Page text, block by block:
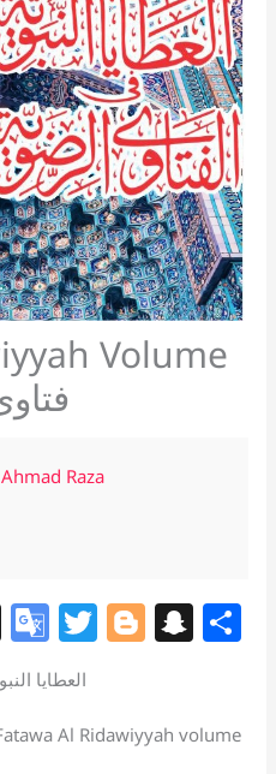
Volume
21
Raza
T
h
re
a
G
o
o
gl
T
er
Bl
g
S
p
العطایا
Al Ridawiyyah volume